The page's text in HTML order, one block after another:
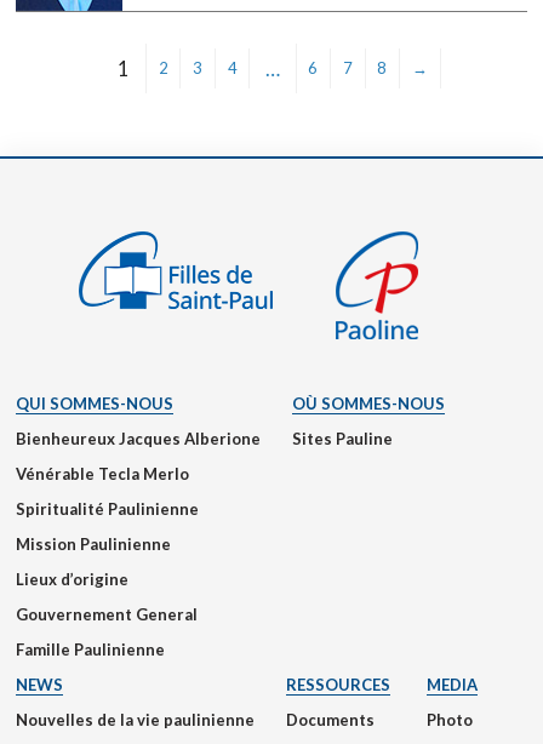
1 2 3 4 … 6 7 8 →
QUI SOMMES-NOUS
Bienheureux Jacques Alberione
Vénérable Tecla Merlo
Spiritualité Paulinienne
Mission Paulinienne
Lieux d’origine
Gouvernement General
Famille Paulinienne
OÙ SOMMES-NOUS
Sites Pauline
NEWS
Nouvelles de la vie paulinienne
RESSOURCES
Documents
MEDIA
Photo